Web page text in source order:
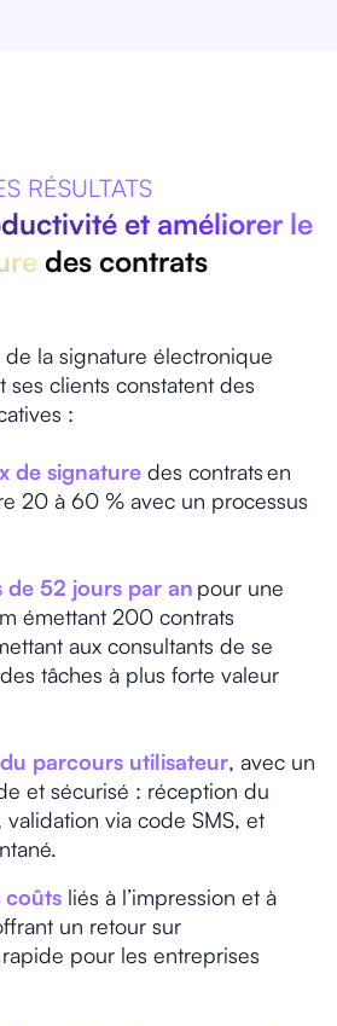
RÉSULTATS
et améliorer le
des contrats
de la signature électronique
clients constatent des
:
de signature des contrats en
20 à 60 % avec un processus
de 52 jours par an pour une
émettant 200 contrats
aux consultants de se
tâches à plus forte valeur
parcours utilisateur, avec un
et sécurisé : réception du
validation via code SMS, et
coûts liés à l’impression et à
un retour sur
pour les entreprises